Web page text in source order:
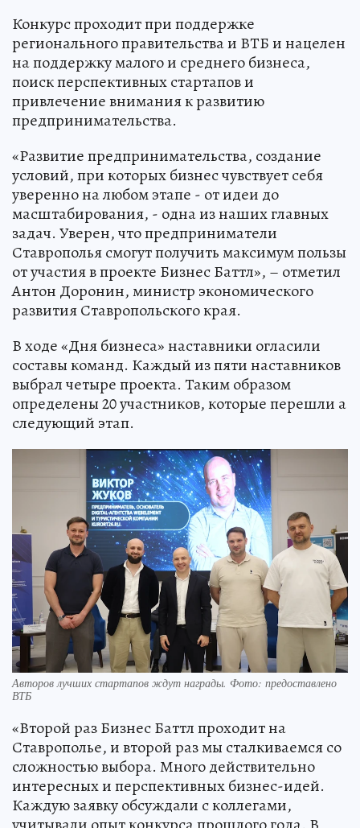
Конкурс проходит при поддержке
регионального правительства и ВТБ и нацелен
на поддержку малого и среднего бизнеса,
поиск перспективных стартапов и
привлечение внимания к развитию
предпринимательства.
«Развитие предпринимательства, создание
условий, при которых бизнес чувствует себя
уверенно на любом этапе - от идеи до
масштабирования, - одна из наших главных
задач. Уверен, что предприниматели
Ставрополья смогут получить максимум пользы
от участия в проекте Бизнес Баттл», – отметил
Антон Доронин, министр экономического
развития Ставропольского края.
В ходе «Дня бизнеса» наставники огласили
составы команд. Каждый из пяти наставников
выбрал четыре проекта. Таким образом
определены 20 участников, которые перешли а
следующий этап.
Авторов лучших стартапов ждут награды. Фото: предоставлено
ВТБ
«Второй раз Бизнес Баттл проходит на
Ставрополье, и второй раз мы сталкиваемся со
сложностью выбора. Много действительно
интересных и перспективных бизнес-идей.
Каждую заявку обсуждали с коллегами,